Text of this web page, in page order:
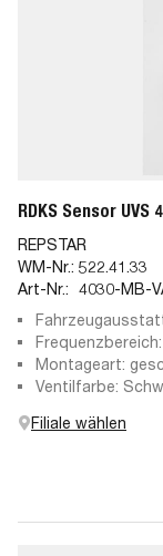
RDKS Sensor
REPSTAR
WM-Nr.: 522.41.33
Art-Nr.: 4030-MB-
Kontrollsystem
Montageart:
Ventilfarbe:
Filiale wählen